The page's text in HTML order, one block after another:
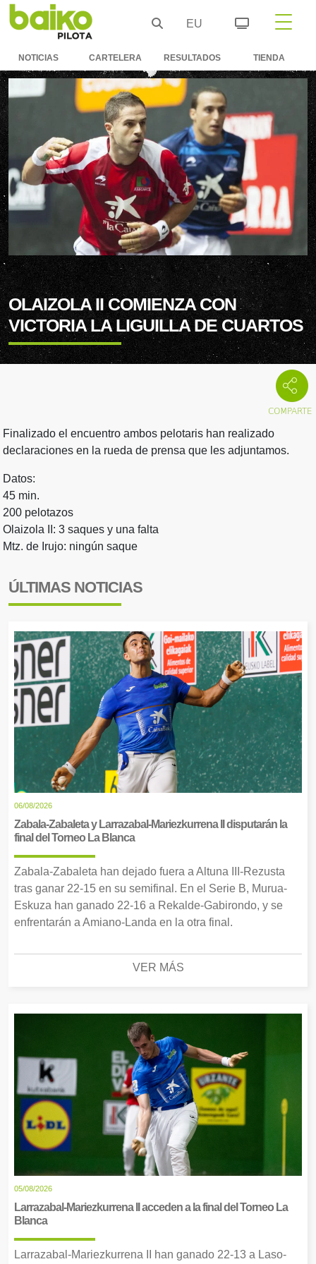
EU
NOTICIAS CARTELERA RESULTADOS TIENDA
OLAIZOLA II COMIENZA CON
VICTORIA LA LIGUILLA DE CUARTOS
Finalizado el encuentro ambos pelotaris han realizado
declaraciones en la rueda de prensa que les adjuntamos.
Datos:
45 min.
200 pelotazos
Olaizola II: 3 saques y una falta
Mtz. de Irujo: ningún saque
ÚLTIMAS NOTICIAS
06/08/2026
Zabala-Zabaleta y Larrazabal-Mariezkurrena II disputarán la
final del Torneo La Blanca
Zabala-Zabaleta han dejado fuera a Altuna III-Rezusta
tras ganar 22-15 en su semifinal. En el Serie B, Murua-
Eskuza han ganado 22-16 a Rekalde-Gabirondo, y se
enfrentarán a Amiano-Landa en la otra final.
VER MÁS
05/08/2026
Larrazabal-Mariezkurrena II acceden a la final del Torneo La
Blanca
Larrazabal-Mariezkurrena II han ganado 22-13 a Laso-